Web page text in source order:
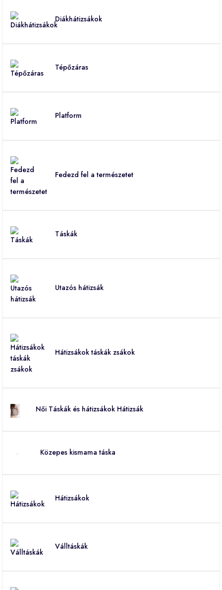
Diákhátizsákok
Tépőzáras
Platform
Fedezd fel a természetet
Táskák
Utazós hátizsák
Hátizsákok táskák zsákok
Női Táskák és hátizsákok Hátizsák
Közepes kismama táska
Hátizsákok
Válltáskák